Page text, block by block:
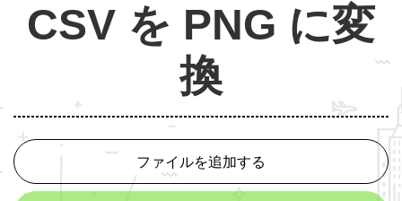
CSV を PNG に変
換
ファイルを追加する